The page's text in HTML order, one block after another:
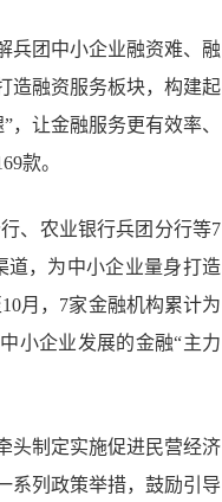
兵团中小企业融资难、融
造融资服务板块，构建起
让金融服务更有效率、
款。
、农业银行兵团分行等7
道，为中小企业量身打造
月，7家金融机构累计为
小企业发展的金融“主力
头制定实施促进民营经济
系列政策举措，鼓励引导